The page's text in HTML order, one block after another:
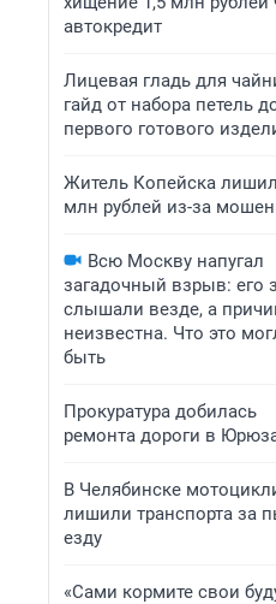
автокредит
Лицевая гладь для
гайд от набора петель
первого готового
Житель Копейска
млн рублей из-за
Всю Москву напугал
загадочный взрыв: его
слышали везде, а
неизвестна. Что это
быть
Прокуратура добилась
ремонта дороги в
В Челябинске
лишили транспорта за
езду
«Сами кормите свои